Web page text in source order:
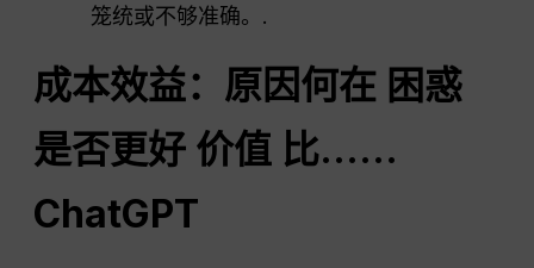
笼统或不够准确。.
成本效益：原因何在 困惑
是否更好 价值 比……
ChatGPT